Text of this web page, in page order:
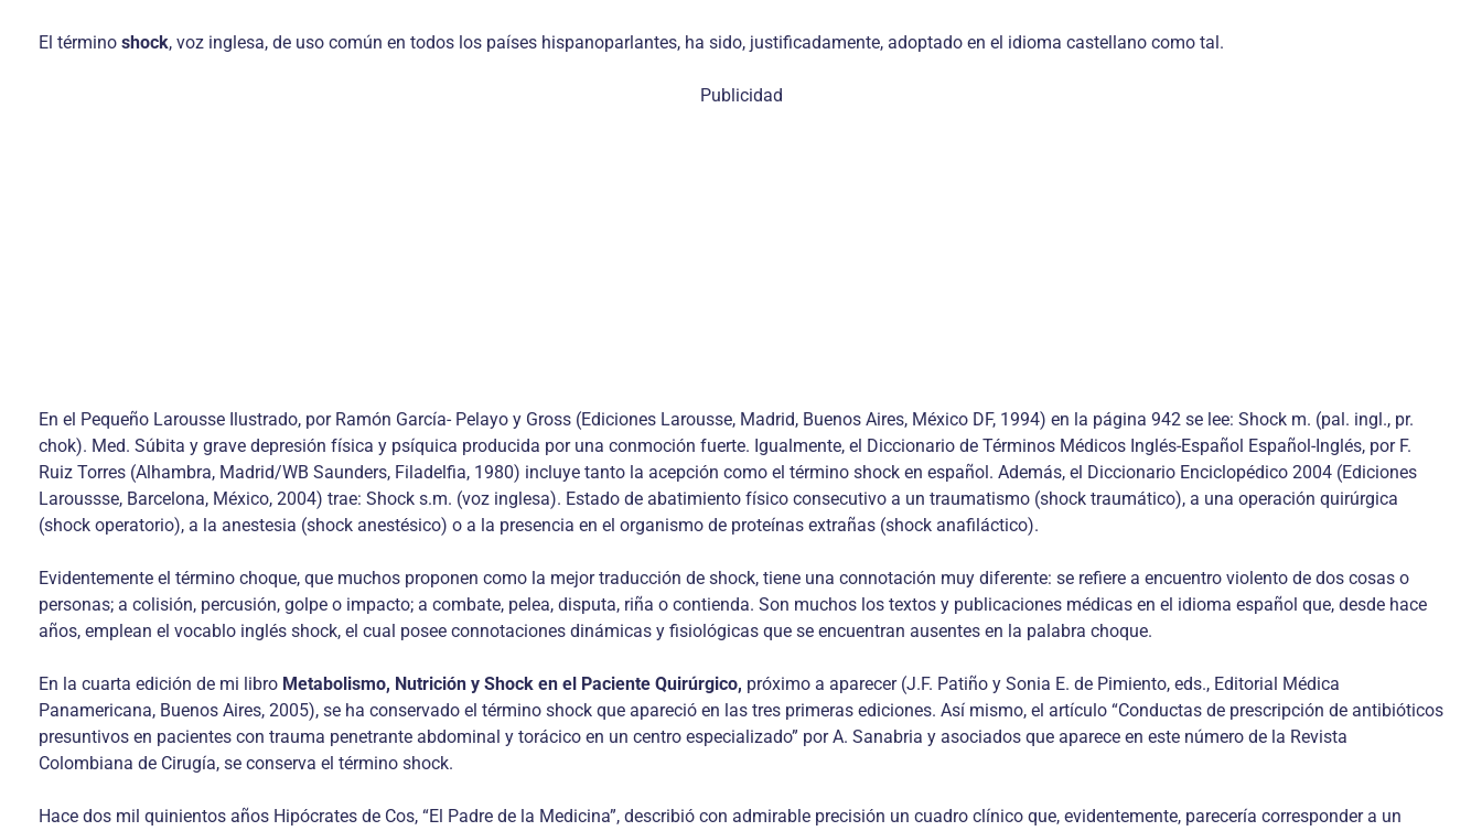
El término shock, voz inglesa, de uso común en todos los países hispanoparlantes, ha sido, justificadamente, adoptado en el idioma castellano como tal.
Publicidad
En el Pequeño Larousse Ilustrado, por Ramón García- Pelayo y Gross (Ediciones Larousse, Madrid, Buenos Aires, México DF, 1994) en la página 942 se lee: Shock m. (pal. ingl., pr.
chok). Med. Súbita y grave depresión física y psíquica producida por una conmoción fuerte. Igualmente, el Diccionario de Términos Médicos Inglés-Español Español-Inglés, por F.
Ruiz Torres (Alhambra, Madrid/WB Saunders, Filadelfia, 1980) incluye tanto la acepción como el término shock en español. Además, el Diccionario Enciclopédico 2004 (Ediciones
Laroussse, Barcelona, México, 2004) trae: Shock s.m. (voz inglesa). Estado de abatimiento físico consecutivo a un traumatismo (shock traumático), a una operación quirúrgica
(shock operatorio), a la anestesia (shock anestésico) o a la presencia en el organismo de proteínas extrañas (shock anafiláctico).
Evidentemente el término choque, que muchos proponen como la mejor traducción de shock, tiene una connotación muy diferente: se refiere a encuentro violento de dos cosas o
personas; a colisión, percusión, golpe o impacto; a combate, pelea, disputa, riña o contienda. Son muchos los textos y publicaciones médicas en el idioma español que, desde hace
años, emplean el vocablo inglés shock, el cual posee connotaciones dinámicas y fisiológicas que se encuentran ausentes en la palabra choque.
En la cuarta edición de mi libro Metabolismo, Nutrición y Shock en el Paciente Quirúrgico, próximo a aparecer (J.F. Patiño y Sonia E. de Pimiento, eds., Editorial Médica
Panamericana, Buenos Aires, 2005), se ha conservado el término shock que apareció en las tres primeras ediciones. Así mismo, el artículo “Conductas de prescripción de antibióticos
presuntivos en pacientes con trauma penetrante abdominal y torácico en un centro especializado” por A. Sanabria y asociados que aparece en este número de la Revista
Colombiana de Cirugía, se conserva el término shock.
Hace dos mil quinientos años Hipócrates de Cos, “El Padre de la Medicina”, describió con admirable precisión un cuadro clínico que, evidentemente, parecería corresponder a un